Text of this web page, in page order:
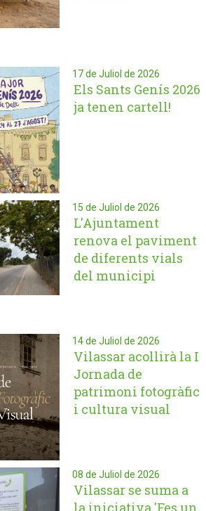
17 de Juliol de 2026
Els Sants Genís 2026
ja tenen cartell!
15 de Juliol de 2026
L'Ajuntament
renova el paviment
de diferents vials
del municipi
14 de Juliol de 2026
Vilassar acollirà la I
Jornada de
patrimoni fotogràfic
i cultura visual
08 de Juliol de 2026
Vilassar se suma a
la iniciativa 'Fes un